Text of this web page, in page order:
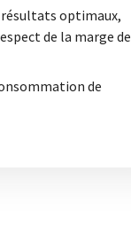
optimaux,
de la marge de
de